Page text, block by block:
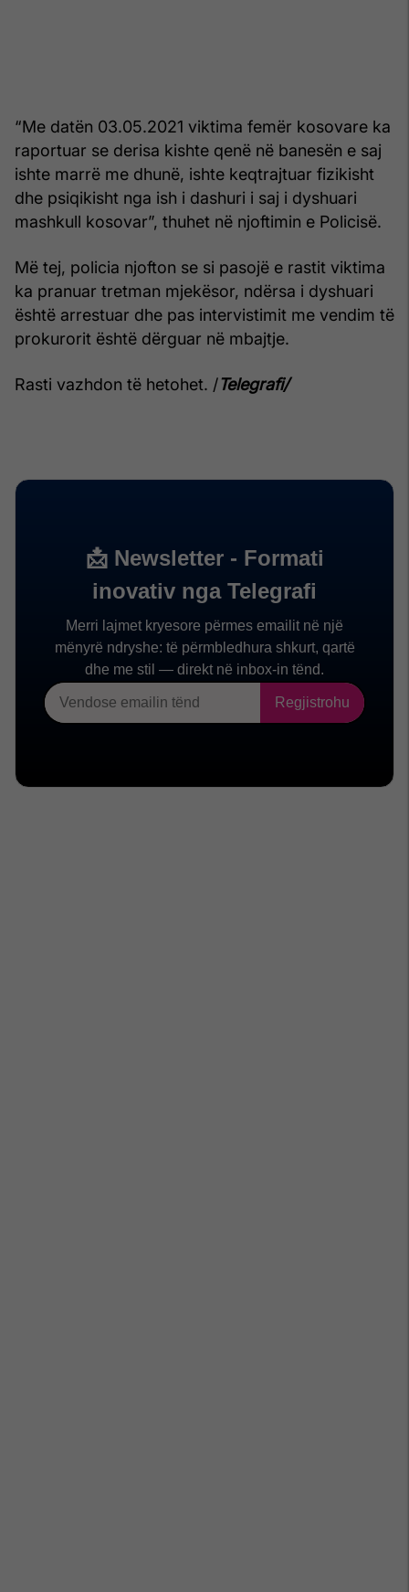
“Me datën 03.05.2021 viktima femër kosovare ka
raportuar se derisa kishte qenë në banesën e saj
ishte marrë me dhunë, ishte keqtrajtuar fizikisht
dhe psiqikisht nga ish i dashuri i saj i dyshuari
mashkull kosovar”, thuhet në njoftimin e Policisë.
Më tej, policia njofton se si pasojë e rastit viktima
ka pranuar tretman mjekësor, ndërsa i dyshuari
është arrestuar dhe pas intervistimit me vendim të
prokurorit është dërguar në mbajtje.
Rasti vazhdon të hetohet. /Telegrafi/